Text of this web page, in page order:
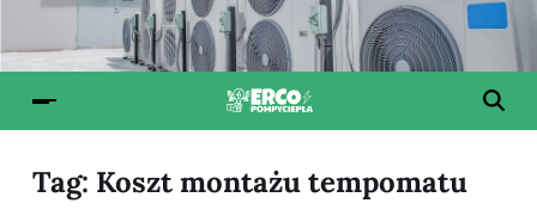
Tag: Koszt montażu tempomatu